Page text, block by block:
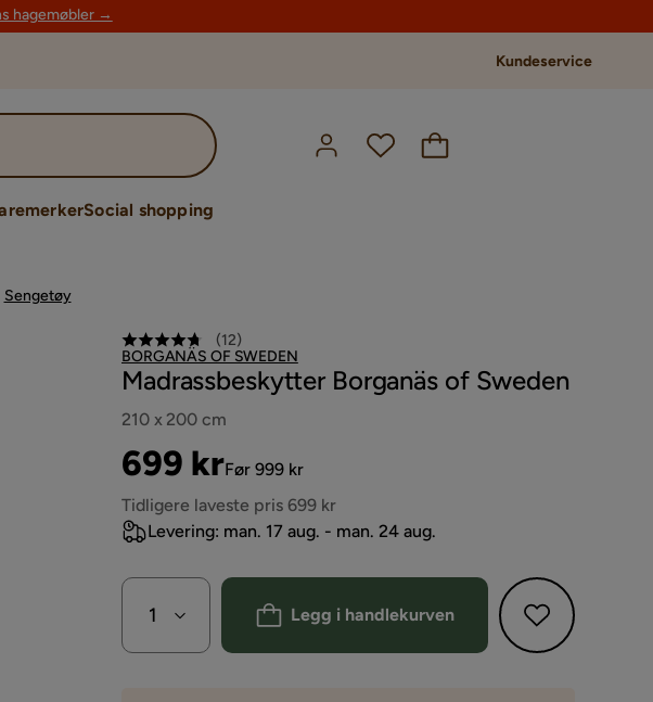
hagemøbler →
Kundeservice
Social shopping
Sengetøy
(12)
BORGANÄS OF SWEDEN
Madrassbeskytter Borganäs of Sweden
210 x 200 cm
Pris
699 kr
Original
Pris
Før 999 kr
Tidligere laveste pris 699 kr
Levering: man. 17 aug. - man. 24 aug.
Legg i handlekurven